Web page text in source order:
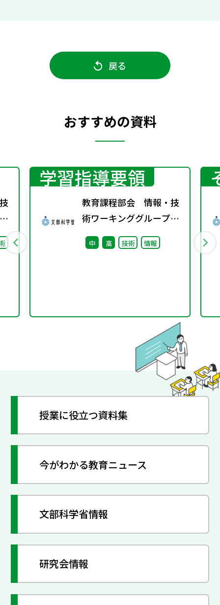
戻る
おすすめの資料
学習指導要領
教育課程部会 情報・技
術ワーキンググループ
（第8回）配付資料
中 高 技術 情報
授業に役立つ資料集
今がわかる教育ニュース
文部科学省情報
研究会情報